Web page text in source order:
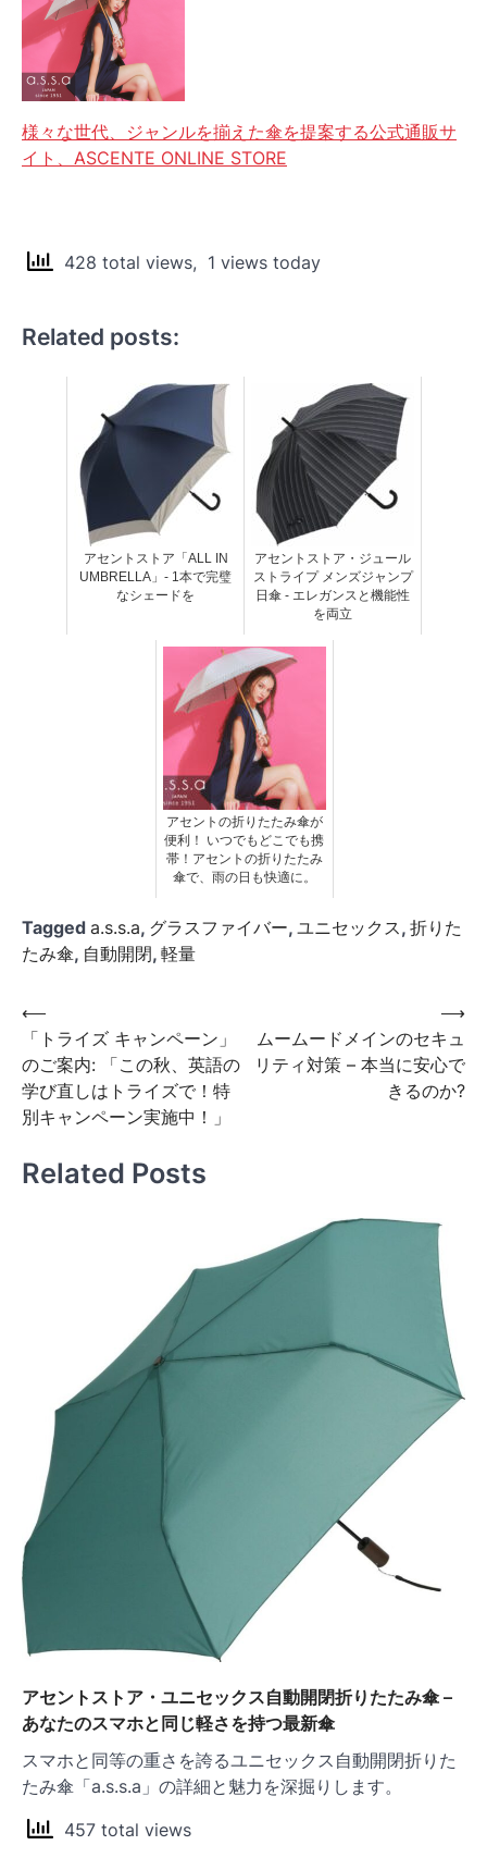
様々な世代、ジャンルを揃えた傘を提案する公式通販サ
イト、ASCENTE ONLINE STORE
428 total views, 1 views today
Related posts:
アセントストア「ALL IN
UMBRELLA」- 1本で完璧
なシェードを
アセントストア・ジュール
ストライプ メンズジャンプ
日傘 - エレガンスと機能性
を両立
アセントの折りたたみ傘が
便利！ いつでもどこでも携
帯！アセントの折りたたみ
傘で、雨の日も快適に。
Tagged a.s.s.a, グラスファイバー, ユニセックス, 折りた
たみ傘, 自動開閉, 軽量
投
稿
ナ
ビ
ー
⟵
「トライズ キャンペーン」
のご案内: 「この秋、英語の
学び直しはトライズで！特
別キャンペーン実施中！」
ムームードメインのセキュ
リティ対策 – 本当に安心で
きるのか?
⟶
Related Posts
アセントストア・ユニセックス自動開閉折りたたみ傘 –
あなたのスマホと同じ軽さを持つ最新傘
スマホと同等の重さを誇るユニセックス自動開閉折りた
たみ傘「a.s.s.a」の詳細と魅力を深掘りします。
457 total views